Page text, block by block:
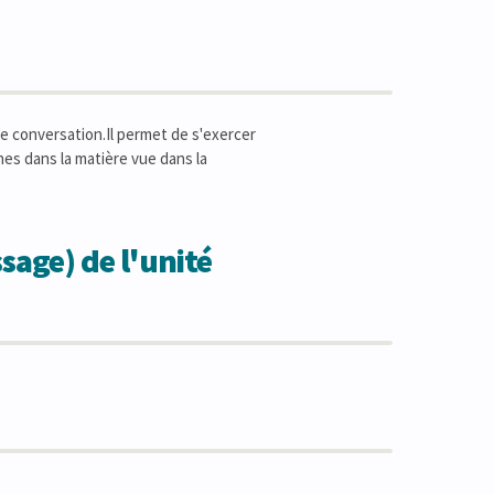
conversation.Il permet de s'exercer
dans la matière vue dans la
de l'unité